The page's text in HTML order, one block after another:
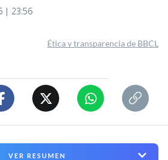
| 23:56
Ética y transparencia de BBCL
VER RESUMEN